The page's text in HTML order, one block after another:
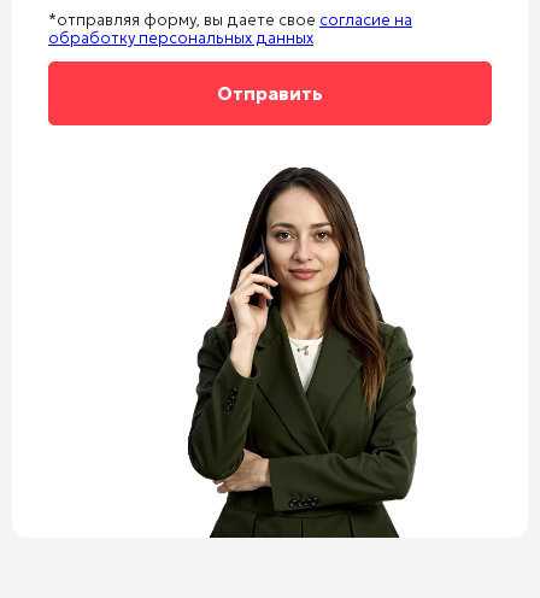
*отправляя форму, вы даете свое согласие на
обработку персональных данных